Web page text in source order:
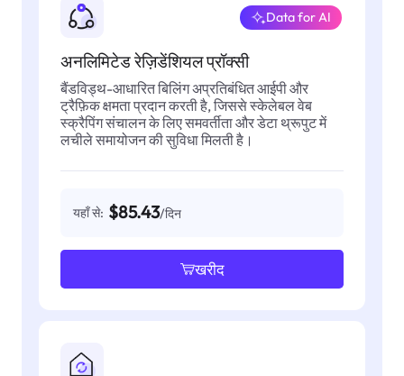
अनलिमिटेड रेज़िडेंशियल प्रॉक्सी
Data for AI
बैंडविड्थ-आधारित बिलिंग अप्रतिबंधित आईपी और
ट्रैफ़िक क्षमता प्रदान करती है, जिससे स्केलेबल वेब
स्क्रैपिंग संचालन के लिए समवर्तीता और डेटा थ्रूपुट में
लचीले समायोजन की सुविधा मिलती है।
यहाँ से: $85.43/दिन
खरीद